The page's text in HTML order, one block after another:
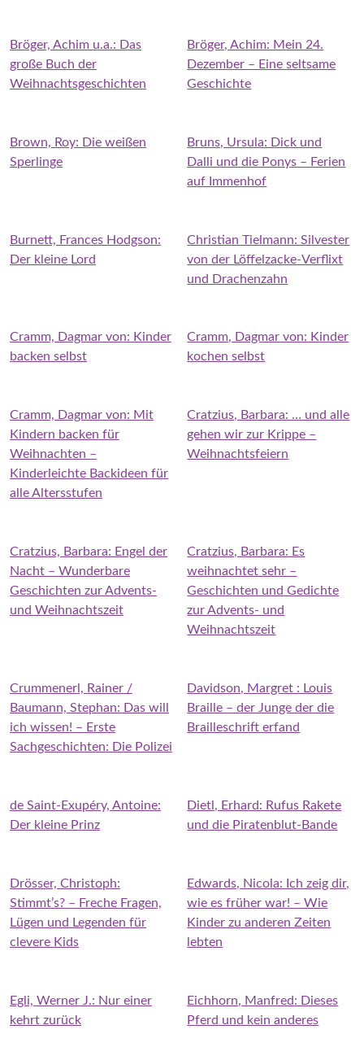
Bröger, Achim u.a.: Das
große Buch der
Weihnachtsgeschichten
Bröger, Achim: Mein 24.
Dezember – Eine seltsame
Geschichte
Brown, Roy: Die weißen
Sperlinge
Bruns, Ursula: Dick und
Dalli und die Ponys – Ferien
auf Immenhof
Burnett, Frances Hodgson:
Der kleine Lord
Christian Tielmann: Silvester
von der Löffelzacke-Verflixt
und Drachenzahn
Cramm, Dagmar von: Kinder
backen selbst
Cramm, Dagmar von: Kinder
kochen selbst
Cramm, Dagmar von: Mit
Kindern backen für
Weihnachten –
Kinderleichte Backideen für
alle Altersstufen
Cratzius, Barbara: … und alle
gehen wir zur Krippe –
Weihnachtsfeiern
Cratzius, Barbara: Engel der
Nacht – Wunderbare
Geschichten zur Advents-
und Weihnachtszeit
Cratzius, Barbara: Es
weihnachtet sehr –
Geschichten und Gedichte
zur Advents- und
Weihnachtszeit
Crummenerl, Rainer /
Baumann, Stephan: Das will
ich wissen! – Erste
Sachgeschichten: Die Polizei
Davidson, Margret : Louis
Braille – der Junge der die
Brailleschrift erfand
de Saint-Exupéry, Antoine:
Der kleine Prinz
Dietl, Erhard: Rufus Rakete
und die Piratenblut-Bande
Drösser, Christoph:
Stimmt’s? – Freche Fragen,
Lügen und Legenden für
clevere Kids
Edwards, Nicola: Ich zeig dir,
wie es früher war! – Wie
Kinder zu anderen Zeiten
lebten
Egli, Werner J.: Nur einer
kehrt zurück
Eichhorn, Manfred: Dieses
Pferd und kein anderes